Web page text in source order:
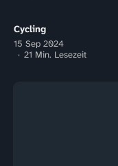
Cycling
15 Sep 2024
21 Min. Lesezeit